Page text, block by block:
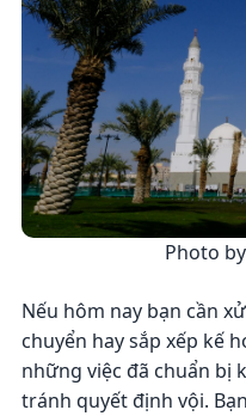
Photo
Nếu hôm nay bạn cần
chuyển hay sắp xếp kế
những việc đã chuẩn bị
tránh quyết định vội.